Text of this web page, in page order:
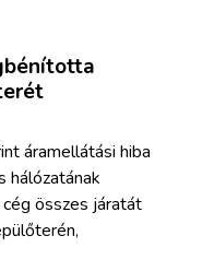
áramellátási hiba
hálózatának
összes járatát